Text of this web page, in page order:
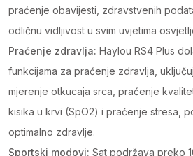
praćenje obavijesti, zdravstvenih
odličnu vidljivost u svim uvjetima
Praćenje zdravlja: Haylou RS4 Plus
funkcijama za praćenje zdravlja,
mjerenje otkucaja srca, praćenje
kisika u krvi (SpO2) i praćenje stresa,
optimalno zdravlje.
Sportski modovi: Sat podržava preko